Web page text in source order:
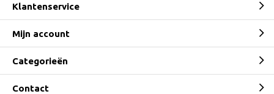
Klantenservice
Mijn account
Categorieën
Contact